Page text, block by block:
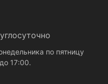
по пятницу
17:00.